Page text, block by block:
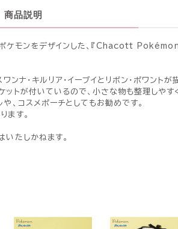
商品説明
ケモンをデザインした、『Chacott
ワンナ・キルリア・イーブイとリボン・ポワント
トが付いているので、小さな物も整理しやす
、コスメポーチとしてもお勧めです。
ます。
たしかねます。